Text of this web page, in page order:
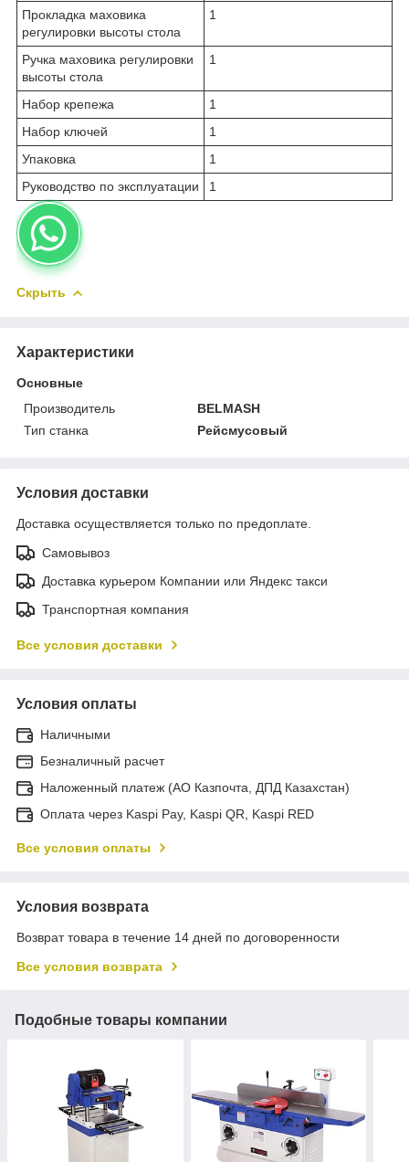
Прокладка маховика
регулировки высоты стола
1
Ручка маховика регулировки
высоты стола
1
Набор крепежа
1
Набор ключей
1
Упаковка
1
Руководство по эксплуатации
1
Скрыть
Характеристики
Основные
Производитель
BELMASH
Тип станка
Рейсмусовый
Условия доставки
Доставка осуществляется только по предоплате.
Самовывоз
Доставка курьером Компании или Яндекс такси
Транспортная компания
Все условия доставки
Условия оплаты
Наличными
Безналичный расчет
Наложенный платеж (АО Казпочта, ДПД Казахстан)
Оплата через Kaspi Pay, Kaspi QR, Kaspi RED
Все условия оплаты
Условия возврата
Возврат товара в течение 14 дней по договоренности
Все условия возврата
Подобные товары компании